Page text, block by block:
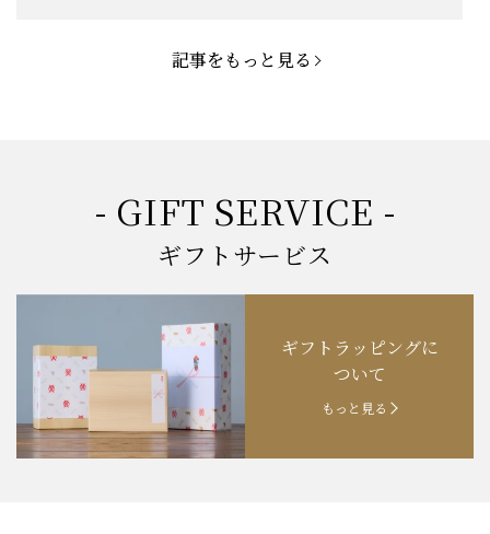
2024.11.1 「お歳暮特集」開催中！
お知らせ 2024.10.18 【創業祭】１０１年目に突入！
お知らせ 202４.09.18 【秋の味覚祭】食欲の秋！
記事をもっと見る
- GIFT SERVICE -
ギフトサービス
ギフトラッピングに
ついて
もっと見る